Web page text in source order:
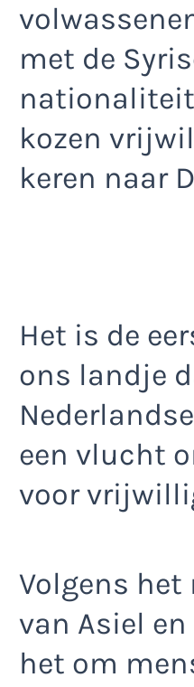
met de
kozen
keren naar
Het is de
ons landje
een vlucht
voor
Volgens
van Asiel
het om